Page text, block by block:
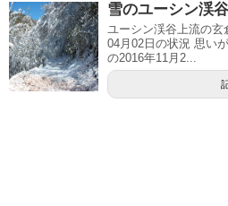
雪のユーシン渓谷
ユーシン渓谷上流の
04月02日の状況 思いがけない積雪に見舞われた翌日
の2016年11月2...